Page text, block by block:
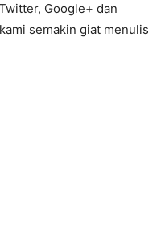
Google+ dan
semakin giat menulis